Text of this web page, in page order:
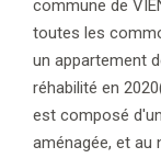
commune de
toutes les
un appartement
réhabilité en
est composé
aménagée, et au